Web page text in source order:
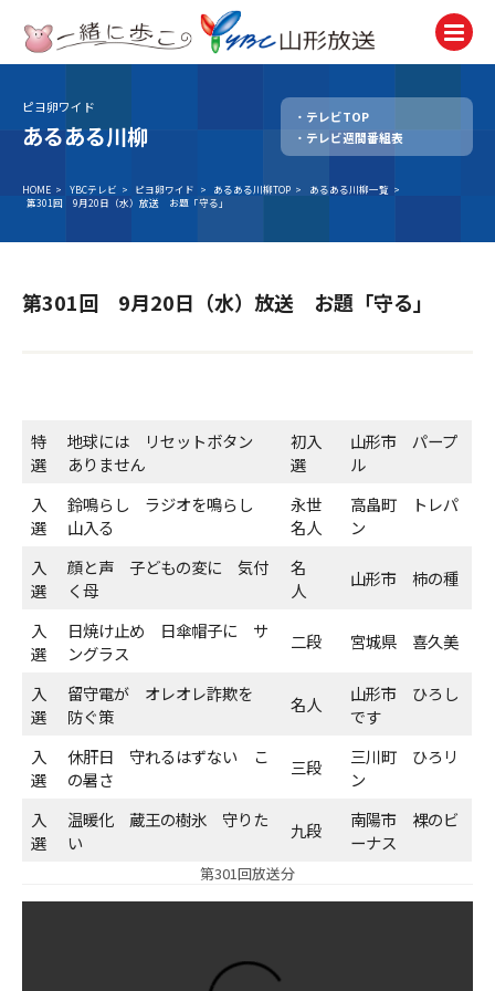
テレビ
TV
ラジオ
Radio
試写会・プレゼント
ＹＢＣオンデマンド
ピヨ卵ワイド
あるある川柳
テレビTOP
テレビ週間番組表
HOME > YBCテレビ > ピヨ卵ワイド > あるある川柳TOP > あるある川柳一覧 >
第301回 9月20日（水）放送 お題「守る」
第301回 9月20日（水）放送 お題「守る」
特
選
地球には リセットボタン
ありません
初入
選
山形市 パープ
ル
入
選
鈴鳴らし ラジオを鳴らし
山入る
永世
名人
高畠町 トレパ
ン
入
選
顔と声 子どもの変に 気付
く母
名
人
山形市 柿の種
入
選
日焼け止め 日傘帽子に サ
ングラス
二段 宮城県 喜久美
入
選
留守電が オレオレ詐欺を
防ぐ策
名人
山形市 ひろし
です
入
選
休肝日 守れるはずない こ
の暑さ
三段
三川町 ひろリ
ン
入
選
温暖化 蔵王の樹氷 守りた
い
九段
南陽市 裸のビ
ーナス
第301回放送分